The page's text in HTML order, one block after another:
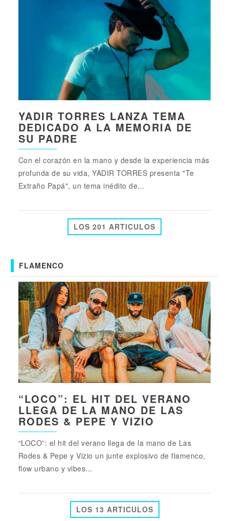
YADIR TORRES LANZA TEMA
DEDICADO A LA MEMORIA DE
SU PADRE
Con el corazón en la mano y desde la experiencia más
profunda de su vida, YADIR TORRES presenta "Te
Extraño Papá", un tema inédito de...
LOS 201 ARTICULOS
FLAMENCO
“LOCO”: EL HIT DEL VERANO
LLEGA DE LA MANO DE LAS
RODES & PEPE Y VIZIO
“LOCO”: el hit del verano llega de la mano de Las
Rodes & Pepe y Vizio un junte explosivo de flamenco,
flow urbano y vibes...
LOS 13 ARTICULOS